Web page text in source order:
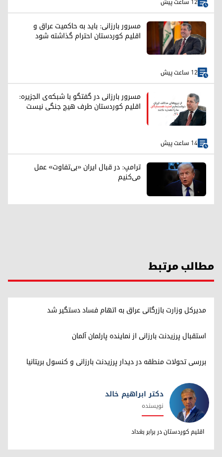
مسرور بارزانی: باید به حاکمیت عراق و
اقلیم کوردستان احترام گذاشته شود
12 ساعت پیش
مسرور بارزانی در گفتگو با شبکه‌ی الجزیره:
اقلیم کوردستان طرف هیچ جنگی نیست
14 ساعت پیش
ترامپ: در قبال ایران «بی‌تفاوت» عمل
می‌کنیم
مطالب مرتبط
مدیرکل وزارت بازرگانی عراق به اتهام فساد دستگیر شد
استقبال پرزیدنت بارزانی از نماینده پارلمان آلمان
بررسی تحولات منطقه در دیدار پرزیدنت بارزانی و کنسول بریتانیا
دکتر ابراهیم خالد
دکتر ابراهیم خالد
نویسنده
اقلیم کوردستان در برابر بغداد